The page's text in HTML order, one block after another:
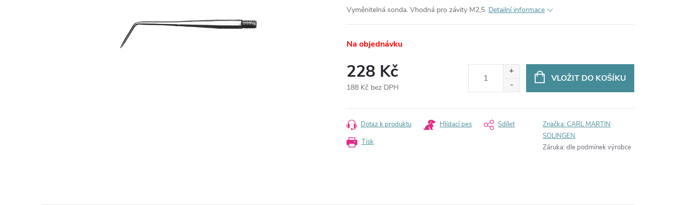
Vyměnitelná sonda. Vhodná pro závity M2,5. Detailní informace
Na objednávku
228 Kč
188 Kč bez DPH
cena:
VLOŽIT DO KOŠÍKU
Tisk
Dotaz k produktu Hlídací pes Sdílet Značka:CARL MARTIN
SOLINGEN
Záruka: dle podmínek výrobce